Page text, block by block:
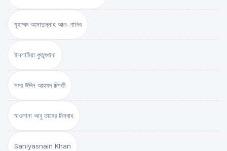
মুহাম্মদ আসাদুল্লাহ আল-গালিব
ইসলামিয়া কুতুবখানা
সদর উদ্দিন আহমদ চিশতী
মাওলানা আবু তাহের মিসবাহ
Saniyasnain Khan